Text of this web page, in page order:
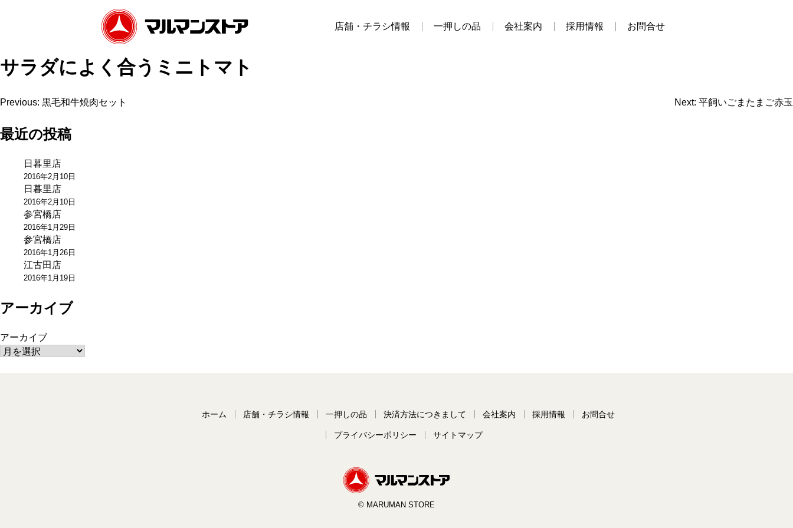
店舗・チラシ情報 一押しの品 会社案内 採用情報 お問合せ
サラダによく合うミニトマト
投
稿
Previous: 黒毛和牛焼肉セット Next: 平飼いごまたまご赤玉
最近の投稿
日暮里店
2016年2月10日
日暮里店
2016年2月10日
参宮橋店
2016年1月29日
参宮橋店
2016年1月26日
江古田店
2016年1月19日
アーカイブ
アーカイブ
ホーム 店舗・チラシ情報 一押しの品 決済方法につきまして 会社案内 採用情報 お問合せ
プライバシーポリシー サイトマップ
© MARUMAN STORE